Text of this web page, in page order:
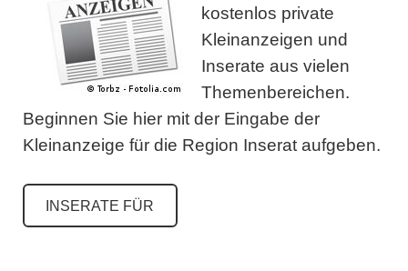
kostenlos private
Kleinanzeigen und
Inserate aus vielen
Themenbereichen.
Beginnen Sie hier mit der Eingabe der
Kleinanzeige für die Region Inserat aufgeben.
INSERATE FÜR